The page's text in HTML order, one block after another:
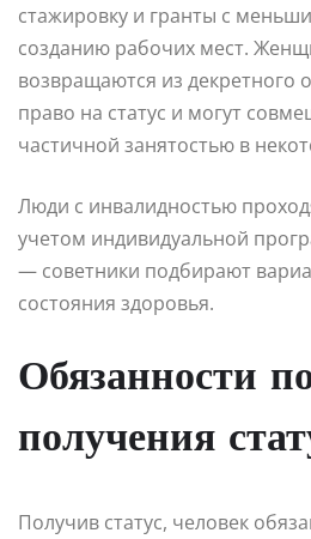
стажировку и гранты с
созданию рабочих мест.
возвращаются из декретного
право на статус и могут
частичной занятостью в
Люди с инвалидностью
учетом индивидуальной
— советники подбирают
состояния здоровья.
Обязанности
получения
Получив статус, человек